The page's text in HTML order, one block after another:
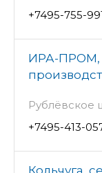
+7495-755-
ИРА-ПРОМ,
Рублёвское
+7495-413-
Кольчуга,